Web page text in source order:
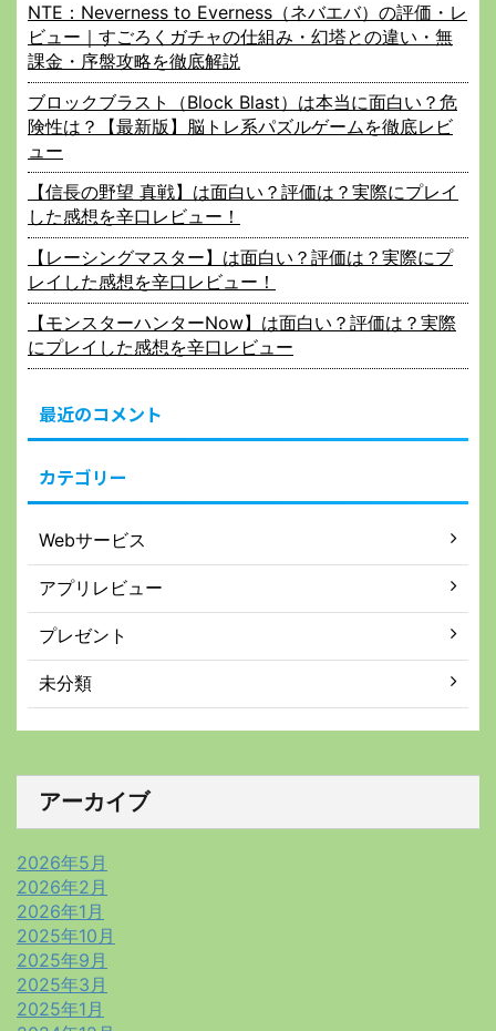
NTE：Neverness to Everness（ネバエバ）の評価・レ
ビュー｜すごろくガチャの仕組み・幻塔との違い・無
課金・序盤攻略を徹底解説
ブロックブラスト（Block Blast）は本当に面白い？危
険性は？【最新版】脳トレ系パズルゲームを徹底レビ
ュー
【信長の野望 真戦】は面白い？評価は？実際にプレイ
した感想を辛口レビュー！
【レーシングマスター】は面白い？評価は？実際にプ
レイした感想を辛口レビュー！
【モンスターハンターNow】は面白い？評価は？実際
にプレイした感想を辛口レビュー
最近のコメント
カテゴリー
Webサービス
アプリレビュー
プレゼント
未分類
アーカイブ
2026年5月
2026年2月
2026年1月
2025年10月
2025年9月
2025年3月
2025年1月